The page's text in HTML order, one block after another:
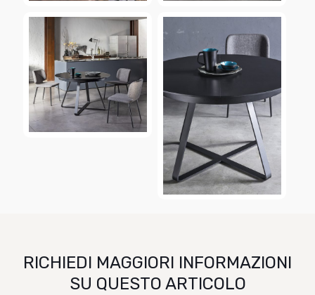
RICHIEDI MAGGIORI INFORMAZIONI
SU QUESTO ARTICOLO